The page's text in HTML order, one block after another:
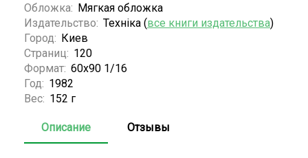
Обложка: Мягкая обложка
Издательство: Технiка (все книги издательства)
Город: Киев
Страниц: 120
Формат: 60х90 1/16
Год: 1982
Вес: 152 г
Описание Отзывы